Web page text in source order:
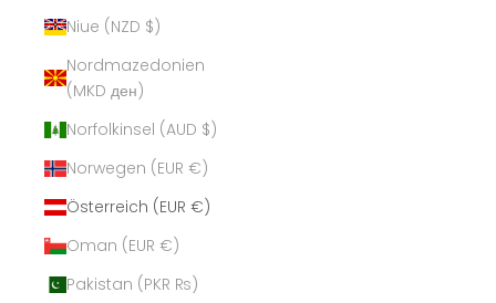
Niue (NZD $)
Nordmazedonien
(MKD ден)
Norfolkinsel (AUD $)
Norwegen (EUR €)
Österreich (EUR €)
Oman (EUR €)
Pakistan (PKR ₨)